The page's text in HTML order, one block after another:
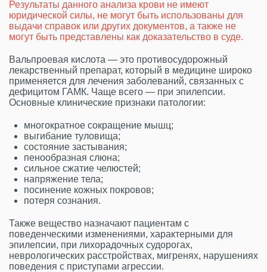
Результаты данного анализа крови не имеют
юридической силы, не могут быть использованы для
выдачи справок или других документов, а также не
могут быть представлены как доказательство в суде.
Вальпроевая кислота — это противосудорожный
лекарственный препарат, который в медицине широко
применяется для лечения заболеваний, связанных с
дефицитом ГАМК. Чаще всего — при эпилепсии.
Основные клинические признаки патологии:
многократное сокращение мышц;
выгибание туловища;
состояние застывания;
пенообразная слюна;
сильное сжатие челюстей;
напряжение тела;
посинение кожных покровов;
потеря сознания.
Также вещество назначают пациентам с
поведенческими изменениями, характерными для
эпилепсии, при лихорадочных судорогах,
неврологических расстройствах, мигренях, нарушениях
поведения с приступами агрессии.